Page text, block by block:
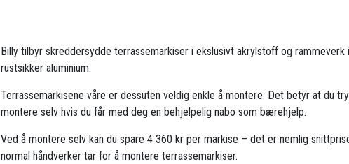
Billy tilbyr skreddersydde terrassemarkiser i ekslusivt akrylstoff og rammeverk i
rustsikker aluminium.
Terrassemarkisene våre er dessuten veldig enkle å montere. Det betyr at du
montere selv hvis du får med deg en behjelpelig nabo som bærehjelp.
Ved å montere selv kan du spare 4 360 kr per markise – det er nemlig
normal håndverker tar for å montere terrassemarkiser.